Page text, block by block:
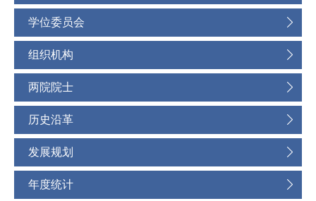
学位委员会
组织机构
两院院士
历史沿革
发展规划
年度统计